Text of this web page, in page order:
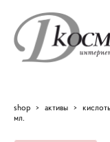
shop > активы >
мл.